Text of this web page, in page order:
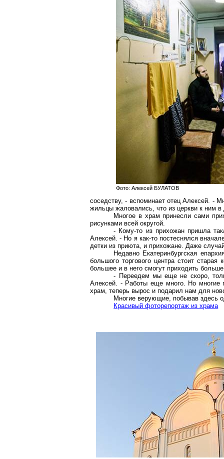
Фото: Алексей БУЛАТОВ
соседству, - вспоминает отец Алексей. -
жильцы жаловались, что из церкви к ним
Многое в храм принесли сами
рисунками всей округой.
- Кому-то из прихожан пришла
Алексей. - Но я как-то постеснялся
детки из приюта, и прихожане. Даже
Недавно Екатеринбургская
большого торгового центра стоит
большее и в него смогут приходить
- Переедем мы еще не скоро,
Алексей. - Работы еще много. Но многие
храм, теперь вырос и подарил нам для
Многие верующие, побывав здесь
Красивый фоторепортаж из храма